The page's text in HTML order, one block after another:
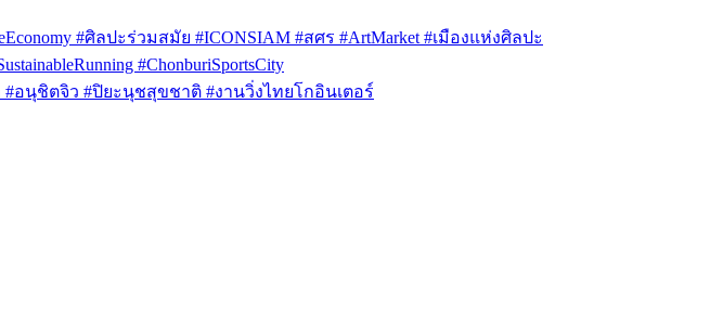
#ศิลปะร่วมสมัย #ICONSIAM #สศร #ArtMarket #เมืองแห่งศิลปะ
#ChonburiSportsCity
า #อนุชิตจิว #ปิยะนุชสุขชาติ #งานวิ่งไทยโกอินเตอร์